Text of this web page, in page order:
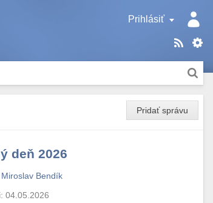
Prihlásiť
Pridať správu
deň 2026
Miroslav Bendík
04.05.2026